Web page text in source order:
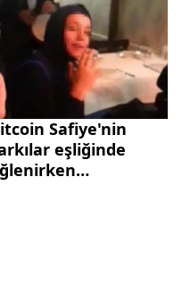
Safiye'nin
eşliğinde